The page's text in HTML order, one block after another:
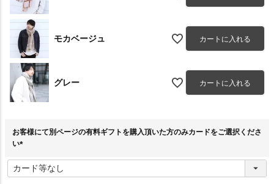
モカベージュ カートに入れる
グレー カートに入れる
お客様にて別ページの有料ギフトを購入頂いた方のみカードをご選択くださ
い
必
須